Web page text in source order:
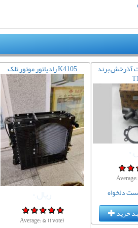
رادیاتور موتور تلک K4105
ریال,۰
Average:۵(۱vote)
آذرخش برند
Average:
دلخواه
خرید